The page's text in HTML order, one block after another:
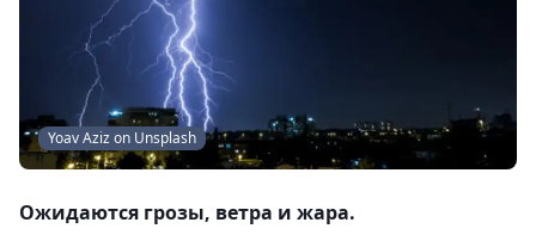
Yoav Aziz on Unsplash
Ожидаются грозы, ветра и жара.